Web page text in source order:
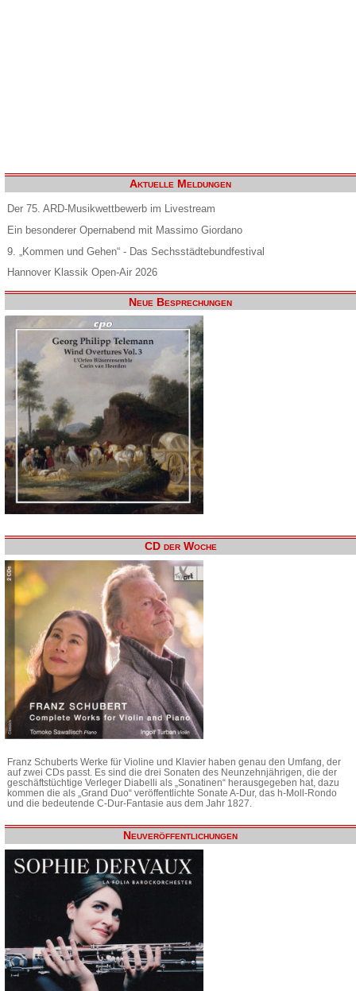
Aktuelle Meldungen
Der 75. ARD-Musikwettbewerb im Livestream
Ein besonderer Opernabend mit Massimo Giordano
9. „Kommen und Gehen“ - Das Sechsstädtebundfestival
Hannover Klassik Open-Air 2026
Neue Besprechungen
CD der Woche
Franz Schuberts Werke für Violine und Klavier haben genau den Umfang, der
auf zwei CDs passt. Es sind die drei Sonaten des Neunzehnjährigen, die der
geschäftstüchtige Verleger Diabelli als „Sonatinen“ herausgegeben hat, dazu
kommen die als „Grand Duo“ veröffentlichte Sonate A-Dur, das h-Moll-Rondo
und die bedeutende C-Dur-Fantasie aus dem Jahr 1827.
Neuveröffentlichungen